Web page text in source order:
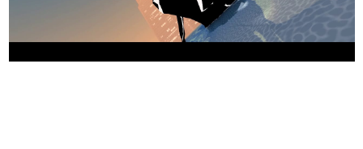
なんでゲームは面白い？
ゲーム開発者・hamatsu氏がゲームの魅力を画面や操作の